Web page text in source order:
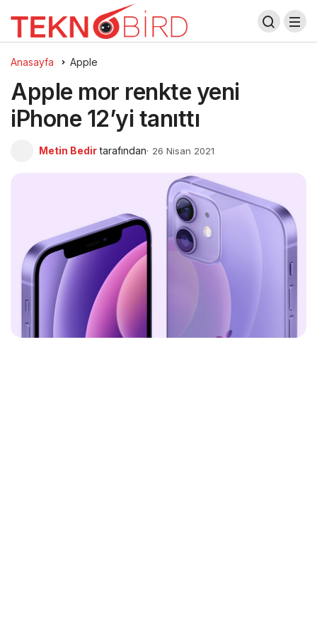
Anasayfa Apple
Apple mor renkte yeni
iPhone 12’yi tanıttı
Metin Bedir tarafından 26 Nisan 2021